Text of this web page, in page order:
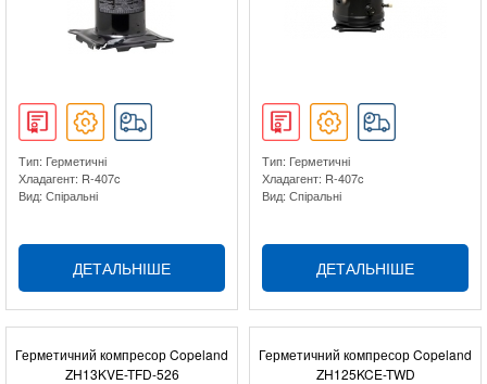
Тип: Герметичні
Хладагент: R-407c
Вид: Спіральні
ДЕТАЛЬНІШЕ
Тип: Герметичні
Хладагент: R-407c
Вид: Спіральні
ДЕТАЛЬНІШЕ
Герметичний компресор Copeland
ZH13KVE-TFD-526
Герметичний компресор Copeland
ZH125KCE-TWD